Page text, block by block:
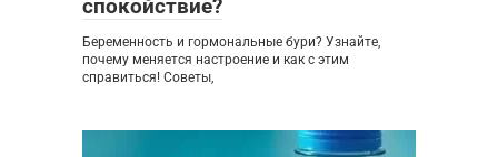
спокойствие?
Беременность и гормональные бури? Узнайте,
почему меняется настроение и как с этим
справиться! Советы,